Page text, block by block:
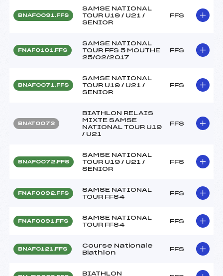
BNAF0091.FFS
SAMSE NATIONAL
TOUR U19 / U21 /
SENIOR
FFS
FNAF0101.FFS
SAMSE NATIONAL
TOUR FFS 5 MOUTHE
25/02/2017
FFS
BNAF0071.FFS
SAMSE NATIONAL
TOUR U19 / U21 /
SENIOR
FFS
BNAT0073
BIATHLON RELAIS
MIXTE SAMSE
NATIONAL TOUR U19
/ U21
FFS
BNAF0072.FFS
SAMSE NATIONAL
TOUR U19 / U21 /
SENIOR
FFS
FNAF0092.FFS
SAMSE NATIONAL
TOUR FFS4
FFS
FNAF0091.FFS
SAMSE NATIONAL
TOUR FFS4
FFS
BNAF0121.FFS
Course Nationale
Biathlon
FFS
BIATHLON